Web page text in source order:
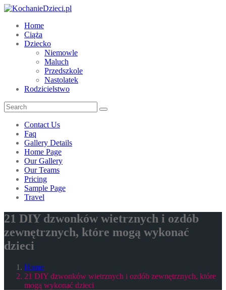
Home
Ciąża
Dziecko
Niemowle
Maluch
Przedszkole
Nastolatek
Rodzicielstwo
Contact Us
Faq
Gallery Details
Home Page
Our Gallery
Our Teams
Pricing
Sample Page
Travel
21 DIY dzwonków wietrznych i ozdób
zewnętrznych, które mogą wykonać
dzieci
Home
21 DIY dzwonków wietrznych i ozdób zewnętrznych, które
mogą wykonać dzieci